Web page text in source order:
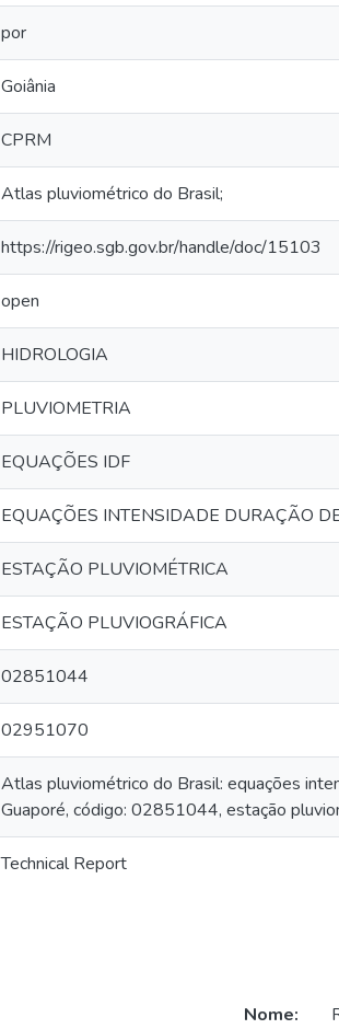
por
Goiânia
CPRM
Atlas pluviométrico do Brasil;
https://rigeo.sgb.gov.br/handle/doc/15103
open
HIDROLOGIA
PLUVIOMETRIA
EQUAÇÕES IDF
EQUAÇÕES INTENSIDADE DURAÇÃO
ESTAÇÃO PLUVIOMÉTRICA
ESTAÇÃO PLUVIOGRÁFICA
02851044
02951070
Atlas pluviométrico do Brasil: equações
Guaporé, código: 02851044, estação
Technical Report
Nome: